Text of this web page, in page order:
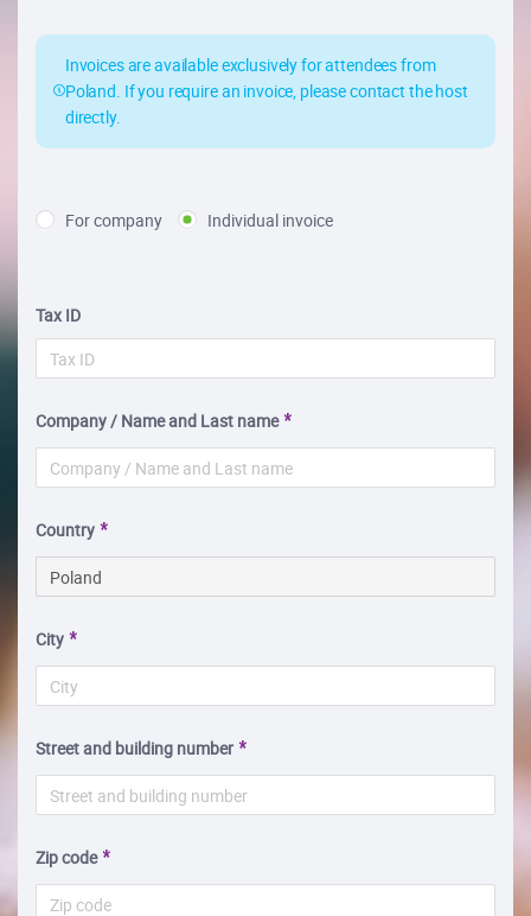
Invoices are available exclusively for attendees from
Poland. If you require an invoice, please contact the host
directly.
For company Individual invoice
Tax ID
Company / Name and Last name
Country
City
Street and building number
Zip code